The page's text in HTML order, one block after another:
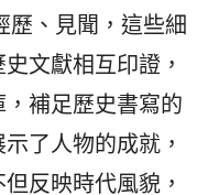
歷、見聞，這些細
文獻相互印證，
補足歷史書寫的
了人物的成就，
反映時代風貌，